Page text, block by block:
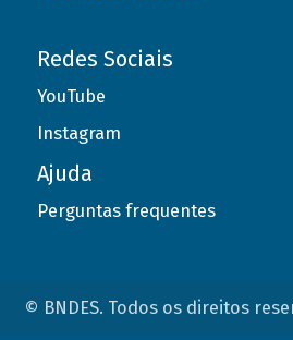
Redes Sociais
YouTube
Instagram
Ajuda
Perguntas frequentes
© BNDES. Todos os direitos